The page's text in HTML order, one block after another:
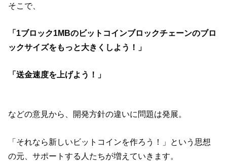
そこで、
「1ブロック1MBのビットコインブロックチェーンのブロ
ックサイズをもっと大きくしよう！」
「送金速度を上げよう！」
などの意見から、開発方針の違いに問題は発展。
「それなら新しいビットコインを作ろう！」という思想
の元、サポートする人たちが増えていきます。